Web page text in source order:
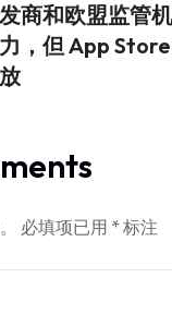
商和欧盟监管机
，但 App Store
必填项已用 *标注